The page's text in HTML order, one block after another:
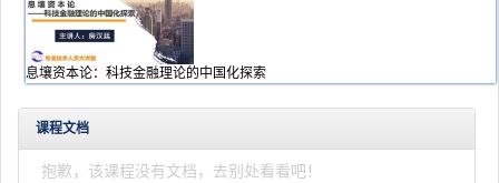
息壤资本论：科技金融理论的中国化探索
课程文档
抱歉，该课程没有文档，去别处看看吧！